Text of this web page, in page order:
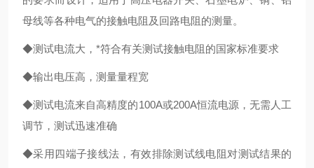
母线等各种电气的接触电阻及回路电阻的测量。
◆测试电流大，*符合有关测试接触电阻的国家标准要求
◆输出电压高，测量量程宽
◆测试电流来自高精度的100A或200A恒流电源，无需人工
调节，测试迅速准确
◆采用四端子接线法，有效排除测试线电阻对测试结果的